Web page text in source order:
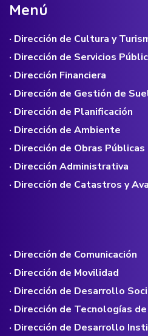
Menú
· Dirección de Cultura y
· Dirección de Servicios
· Dirección Financiera
· Dirección de Gestión de
· Dirección de Planificación
· Dirección de Ambiente
· Dirección de Obras Públicas
· Dirección Administrativa
· Dirección de Catastros y
· Dirección de Comunicación
· Dirección de Movilidad
· Dirección de Desarrollo
· Dirección de Tecnologías
· Dirección de Desarrollo